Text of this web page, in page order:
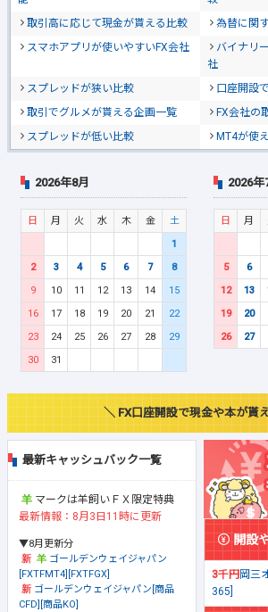
取引高に応じて現金が貰える比較
為替に関
スマホアプリが使いやすいFX会社
バイナリ
社
スプレッドが狭い比較
口座開設
取引でグルメが貰える企画一覧
FX会社の
スプレッドが低い比較
MT4が使
2026年8月
日 月 火 水 木 金
土
1
2
3 4 5 6 7
8
9
10 11 12 13 14
15
16
17 18 19 20 21
22
23
24 25 26 27 28
29
30
31
2026年
日 月
5
6
12
13
19
20
26
27
＼ FX口座開設で現金や本が貰
最新キャッシュバック一覧
マークは羊飼いＦＸ限定特典
最新情報：8月3日11時に更新
▼8月更新分
ゴールデンウェイジャパン
[FXTFMT4][FXTFGX]
ゴールデンウェイジャパン[商品
CFD][商品KO]
開設
3千円岡三
365]